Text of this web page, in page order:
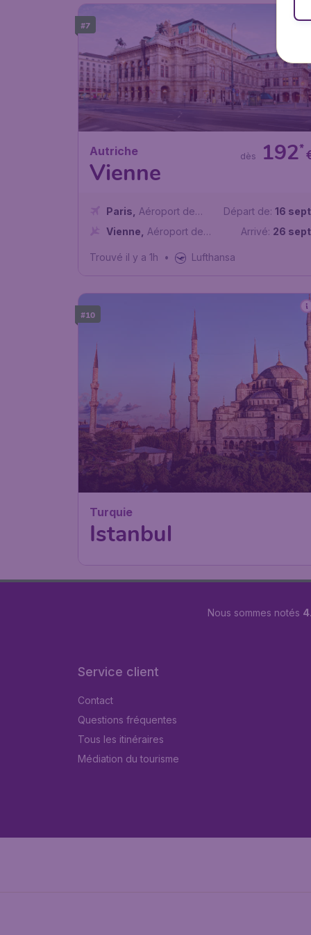
#7
Autriche
Vienne
192*
dès
Paris
Aéroport de
Paris-Charles de Gaulle
Vienne
Aéroport de
Départ de: 16
Arrivé: 26
Trouvé il y a 1h • Lufthansa
#10
Turquie
Istanbul
192*
dès
Paris-Charles de Gaulle
Istanbul
d'Istanbul
Nous sommes notés
Service client
Contact
Questions fréquentes
Tous les itinéraires
Médiation du tourisme